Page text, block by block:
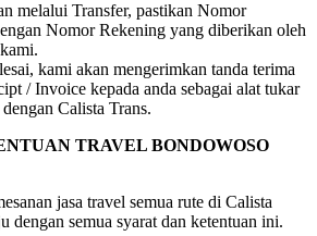
melalui Transfer, pastikan Nomor
Nomor Rekening yang diberikan oleh
kami akan mengerimkan tanda terima
/ Invoice kepada anda sebagai alat tukar
Calista Trans.
TRAVEL BONDOWOSO
jasa travel semua rute di Calista
dengan semua syarat dan ketentuan ini.